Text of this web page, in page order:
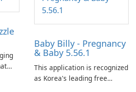
Baby Billy - Pregnancy
& Baby 5.56.1
This application is recognized
as Korea's leading free